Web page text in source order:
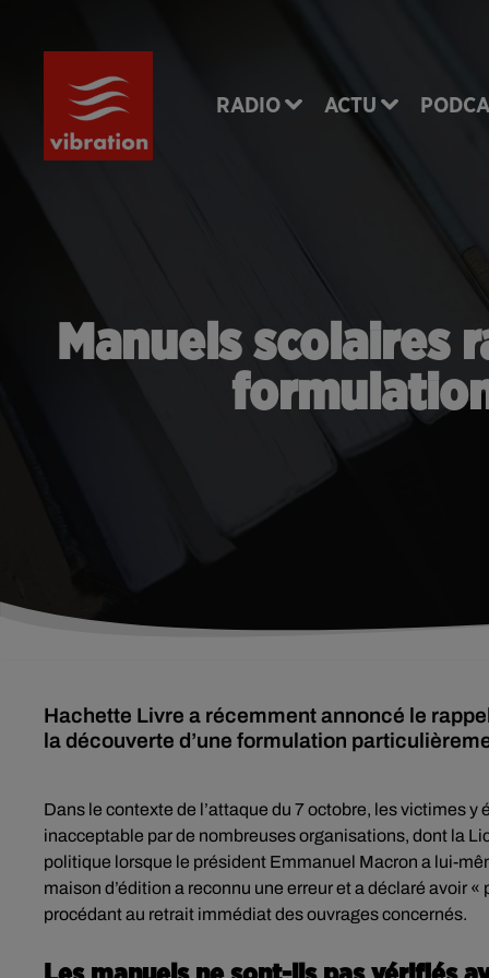
RADIO ACTU
Manuels scolaires
Hachette Livre a récemment annoncé le
la découverte d’une formulation
Dans le contexte de l’attaque du 7 octobre, les victimes
inacceptable par de nombreuses organisations, dont la
politique lorsque le président Emmanuel Macron a lui-
maison d’édition a reconnu une erreur et a déclaré avoir
procédant au retrait immédiat des ouvrages concernés.